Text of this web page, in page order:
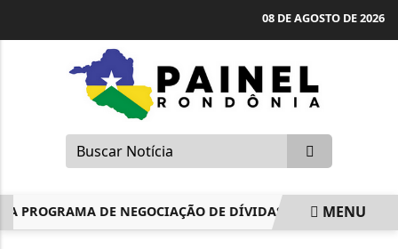
08 DE AGOSTO DE 2026
DE NEGOCIAÇÃO DE DÍVIDAS COM DESCONTOS
MENU